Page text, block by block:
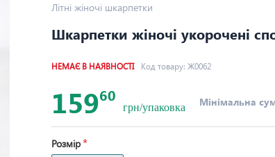
Літні жіночі шкарпетки
Шкарпетки жіночі укорочені
15960
грн/упаковка Мінімальна
НЕМАЄ В НАЯВНОСТІ Код товару: Ж0062
Розмір